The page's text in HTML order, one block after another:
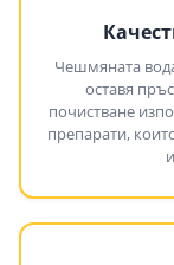
Чешмяната
оставя
почистване
препарати,